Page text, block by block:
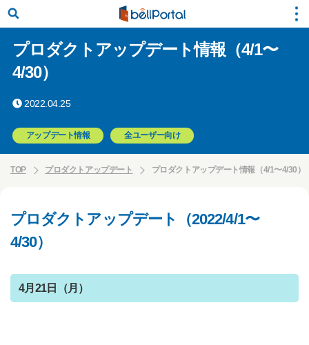
プロダクトアップデート情報（4/1〜
4/30）
2022.04.25
アップデート情報 全ユーザー向け
TOP プロダクトアップデート プロダクトアップデート情報（4/1〜4/30）
プロダクトアップデート（2022/4/1〜
4/30）
4月21日（月）